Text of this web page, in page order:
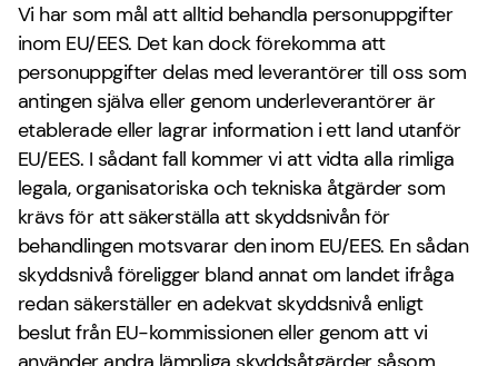
Vi har som mål att alltid behandla personuppgifter
inom EU/EES. Det kan dock förekomma att
personuppgifter delas med leverantörer till oss som
antingen själva eller genom underleverantörer är
etablerade eller lagrar information i ett land utanför
EU/EES. I sådant fall kommer vi att vidta alla rimliga
legala, organisatoriska och tekniska åtgärder som
krävs för att säkerställa att skyddsnivån för
behandlingen motsvarar den inom EU/EES. En sådan
skyddsnivå föreligger bland annat om landet ifråga
redan säkerställer en adekvat skyddsnivå enligt
beslut från EU-kommissionen eller genom att vi